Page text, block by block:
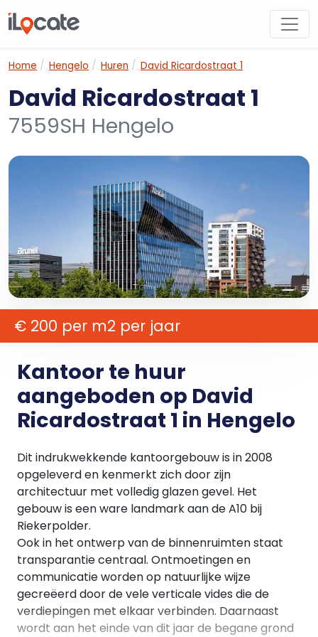
Home Hengelo Huren David Ricardostraat 1
David Ricardostraat 1
7559SH Hengelo
€ 200 per m2 per jaar
Kantoor te huur
aangeboden op David
Ricardostraat 1 in Hengelo
Dit indrukwekkende kantoorgebouw is in 2008
opgeleverd en kenmerkt zich door zijn
architectuur met volledig glazen gevel. Het
gebouw is een ware landmark aan de A10 bij
Riekerpolder.
Ook in het ontwerp van de binnenruimten staat
transparantie centraal. Ontmoetingen en
communicatie worden op natuurlijke wijze
gecreëerd door de vele verticale vides die de
verdiepingen met elkaar verbinden. Daarnaast
wordt aan het einde van dit jaar de begane grond